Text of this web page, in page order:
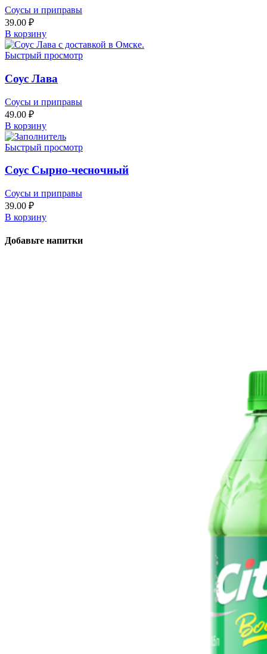
Соусы и приправы
39.00 ₽
В корзину
Быстрый просмотр
Соус Лава
Соусы и приправы
49.00 ₽
В корзину
Быстрый просмотр
Соус Сырно-чесночный
Соусы и приправы
39.00 ₽
В корзину
Добавьте напитки